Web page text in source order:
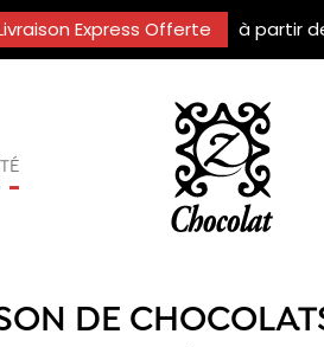
Express Offerte à partir
DE